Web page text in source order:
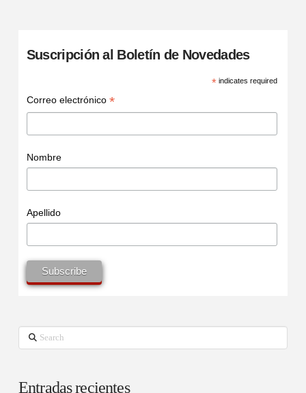
Suscripción al Boletín de Novedades
*indicates required
Correo electrónico *
Nombre
Apellido
Search
Entradas recientes